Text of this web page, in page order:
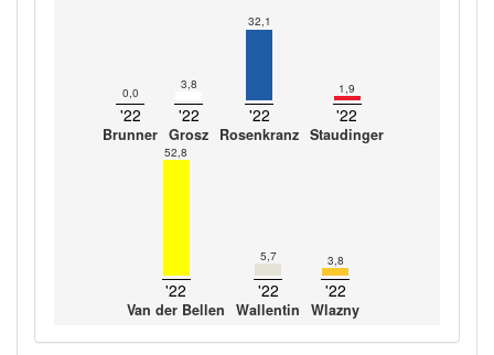
0,0
'22
Brunner
3,8
'22
Grosz
32,1
'22
Rosenkranz
1,9
'22
Staudinger
52,8
'22
Van der Bellen
5,7
'22
Wallentin
3,8
'22
Wlazny